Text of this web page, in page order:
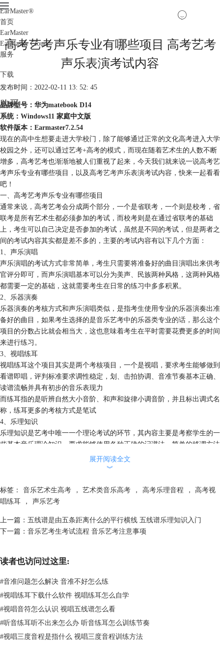
EarMaster®
首页
EarMaster
EarMaster Cloud
服务
下载
购买
高考艺考声乐专业有哪些项目 高考艺考
声乐表演考试内容
发布时间：2022-02-11 13: 52: 45
品牌型号：华为matebook D14
系统：Windows11 家庭中文版
软件版本：Earmaster7.2.54
现在的高中生想要走进大学校门，除了能够通过正常的文化高考进入大学
校园之外，还可以通过艺考+高考的模式，而现在随着艺术生的人数不断
增多，高考艺考也渐渐地被人们重视了起来，今天我们就来说一说高考艺
考声乐专业有哪些项目，以及高考艺考声乐表演考试内容，快来一起看看
吧！
一、高考艺考声乐专业有哪些项目
通常来说，高考艺考会分成两个部分，一个是省联考，一个则是校考，省
联考是所有艺术生都必须参加的考试，而校考则是在通过省联考的基础
上，考生可以自己决定是否参加的考试，虽然是不同的考试，但是两者之
间的考试内容其实都是差不多的，主要的考试内容有以下几个方面：
1、声乐演唱
声乐演唱的考试方式非常简单，考生只需要将准备好的曲目演唱出来供考
官评分即可，而声乐演唱基本可以分为美声、民族两种风格，这两种风格
都需要一定的基础，这就需要考生在日常的练习中多多积累。
2、乐器演奏
乐器演奏的考核方式和声乐演唱类似，是指考生使用专业的乐器演奏出准
备好的曲目，如果考生选择的是音乐艺考中的乐器类专业的话，那么这个
项目的分数占比就会相当大，这也意味着考生在平时需要花费更多的时间
来进行练习。
3、视唱练耳
视唱练耳这个项目其实是两个考核项目，一个是视唱，要求考生能够做到
看谱即唱，评判标准要求调性稳定，划、击拍协调、音准节奏基本正确、
读谱流畅并具有初步的音乐表现力
而练耳指的是听辨自然大小音阶、和声和旋律小调音阶，并且标出调式名
称，练耳更多的考核方式是笔试
4、乐理知识
乐理知识是艺考中唯一一个理论考试的环节，其内容主要是考察学生的一
些基本音乐理论知识，要求能够使用各种正确的记谱法、简单的移调方法
以及掌握常用音乐记号、术语等等
方面做出评价，这一部分的内容相对来说比较简单，考生只需要在考试时
保持形象气质端庄大体即可。
多准备之外，其他的项目都需要考生平时的练习和积累，而Earmaster这
款软件就能够帮助各位艺考生进行演唱练习。
展开阅读全文
︾
标签： 音乐艺术生高考 ， 艺术类音乐高考 ， 高考乐理音程 ，
高考视
唱练耳
， 声乐艺考
上一篇： 五线谱是由五条距离什么的平行横线 五线谱乐理知识入门
下一篇： 音乐艺考生考试流程 音乐艺考注意事项
读者也访问过这里:
#音准问题怎么解决 音准不好怎么练
#视唱练耳下载什么软件 视唱练耳怎么自学
#视唱音符怎么认识 视唱五线谱怎么看
#听音练耳听不出来怎么办 听音练耳怎么训练节奏
#视唱三度音程是指什么 视唱三度音程训练方法